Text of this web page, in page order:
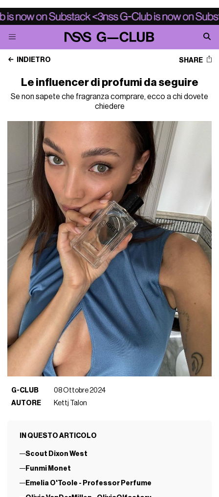
INDIETRO SHARE
Le influencer di profumi da seguire
Se non sapete che fragranza comprare, ecco a chi dovete
chiedere
G-CLUB
08 Ottobre 2024
AUTORE
Kettj Talon
IN QUESTO ARTICOLO
Scout Dixon West
Funmi Monet
Emelia O'Toole - Professor Perfume